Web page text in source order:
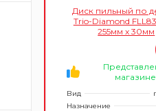
Диск пильный по
Trio-Diamond
255мм x 30мм
магазине
Вид
Назначение